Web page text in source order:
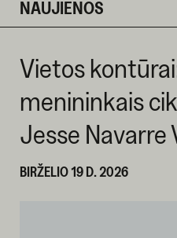
NAUJIENOS
Vietos
menininkais
Jesse Navarre
BIRŽELIO 19 D. 2026